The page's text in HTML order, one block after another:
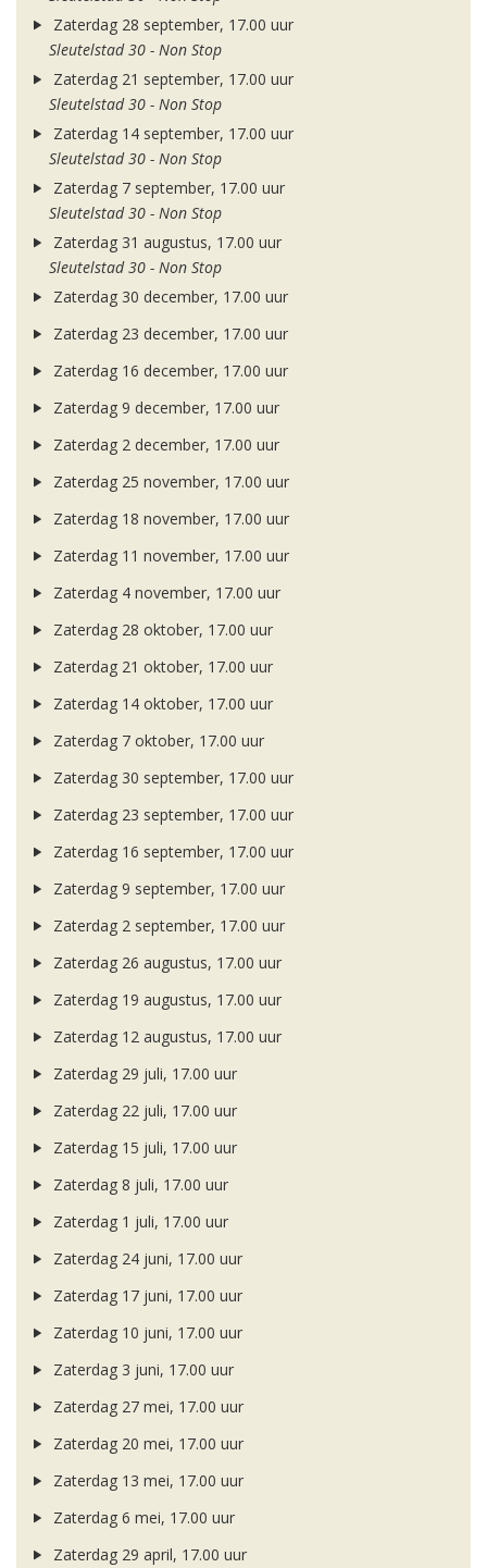
Zaterdag 28 september, 17.00 uur
Sleutelstad 30 - Non Stop
Zaterdag 21 september, 17.00 uur
Sleutelstad 30 - Non Stop
Zaterdag 14 september, 17.00 uur
Sleutelstad 30 - Non Stop
Zaterdag 7 september, 17.00 uur
Sleutelstad 30 - Non Stop
Zaterdag 31 augustus, 17.00 uur
Sleutelstad 30 - Non Stop
Zaterdag 30 december, 17.00 uur
Zaterdag 23 december, 17.00 uur
Zaterdag 16 december, 17.00 uur
Zaterdag 9 december, 17.00 uur
Zaterdag 2 december, 17.00 uur
Zaterdag 25 november, 17.00 uur
Zaterdag 18 november, 17.00 uur
Zaterdag 11 november, 17.00 uur
Zaterdag 4 november, 17.00 uur
Zaterdag 28 oktober, 17.00 uur
Zaterdag 21 oktober, 17.00 uur
Zaterdag 14 oktober, 17.00 uur
Zaterdag 7 oktober, 17.00 uur
Zaterdag 30 september, 17.00 uur
Zaterdag 23 september, 17.00 uur
Zaterdag 16 september, 17.00 uur
Zaterdag 9 september, 17.00 uur
Zaterdag 2 september, 17.00 uur
Zaterdag 26 augustus, 17.00 uur
Zaterdag 19 augustus, 17.00 uur
Zaterdag 12 augustus, 17.00 uur
Zaterdag 29 juli, 17.00 uur
Zaterdag 22 juli, 17.00 uur
Zaterdag 15 juli, 17.00 uur
Zaterdag 8 juli, 17.00 uur
Zaterdag 1 juli, 17.00 uur
Zaterdag 24 juni, 17.00 uur
Zaterdag 17 juni, 17.00 uur
Zaterdag 10 juni, 17.00 uur
Zaterdag 3 juni, 17.00 uur
Zaterdag 27 mei, 17.00 uur
Zaterdag 20 mei, 17.00 uur
Zaterdag 13 mei, 17.00 uur
Zaterdag 6 mei, 17.00 uur
Zaterdag 29 april, 17.00 uur